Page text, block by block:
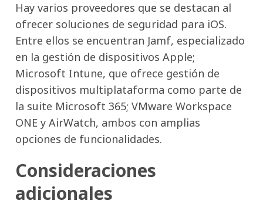
Hay varios proveedores que se destacan al
ofrecer soluciones de seguridad para iOS.
Entre ellos se encuentran Jamf, especializado
en la gestión de dispositivos Apple;
Microsoft Intune, que ofrece gestión de
dispositivos multiplataforma como parte de
la suite Microsoft 365; VMware Workspace
ONE y AirWatch, ambos con amplias
opciones de funcionalidades.
Consideraciones
adicionales